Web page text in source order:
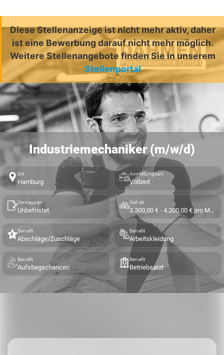
Diese Stellenanzeige ist nicht mehr aktiv, daher
ist eine Bewerbung darauf nicht mehr möglich.
Weitere Stellenangebote finden Sie in unserem
Stellenportal
Industriemechaniker (m/w/d)
Ort
Hamburg
Anstellungsart
Vollzeit
Vertragsart
Unbefristet
Gehalt
3.300,00 € - 4.200,00 € pro Monat
Benefit
Abschläge/Zuschläge
Benefit
Arbeitskleidung
Benefit
Aufstiegschancen
Benefit
Betriebsarzt